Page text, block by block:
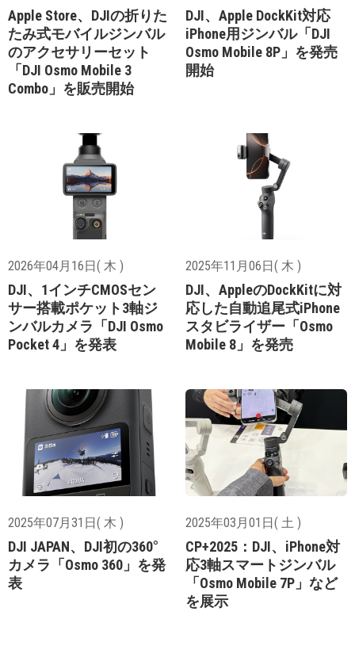
Apple Store、DJIの折りた
たみ式モバイルジンバル
のアクセサリーセット
「DJI Osmo Mobile 3
Combo」を販売開始
DJI、Apple DockKit対応
iPhone用ジンバル「DJI
Osmo Mobile 8P」を発売
開始
2026年04月16日( 木 )
DJI、1インチCMOSセン
サー搭載ポケット3軸ジ
ンバルカメラ「DJI Osmo
Pocket 4」を発表
2025年11月06日( 木 )
DJI、AppleのDockKitに対
応した自動追尾式iPhone
スタビライザー「Osmo
Mobile 8」を発売
2025年07月31日( 木 )
DJI JAPAN、DJI初の360°
カメラ「Osmo 360」を発
表
2025年03月01日( 土 )
CP+2025：DJI、iPhone対
応3軸スマートジンバル
「Osmo Mobile 7P」など
を展示